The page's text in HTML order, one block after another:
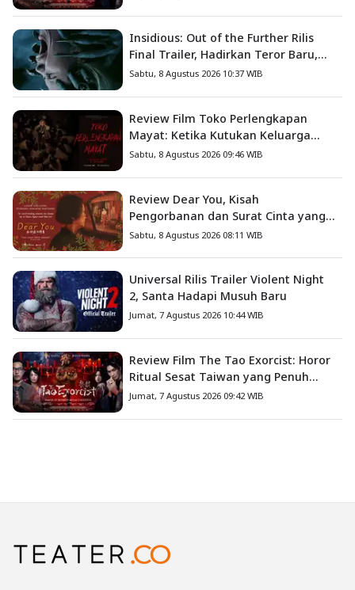
Insidious: Out of the Further Rilis
Final Trailer, Hadirkan Teror Baru,
Iblis Kini Masuk ke Dunia Manusia
Sabtu, 8 Agustus 2026 10:37 WIB
Review Film Toko Perlengkapan
Mayat: Ketika Kutukan Keluarga
Menjadi Sumber Teror yang
Sabtu, 8 Agustus 2026 09:46 WIB
Review Dear You, Kisah
Pengorbanan dan Surat Cinta yang
Menyentuh Hati
Sabtu, 8 Agustus 2026 08:11 WIB
Universal Rilis Trailer Violent Night
2, Santa Hadapi Musuh Baru
Jumat, 7 Agustus 2026 10:44 WIB
Review Film The Tao Exorcist: Horor
Ritual Sesat Taiwan yang Penuh
Misteri dan Teror Psikologis
Jumat, 7 Agustus 2026 09:42 WIB